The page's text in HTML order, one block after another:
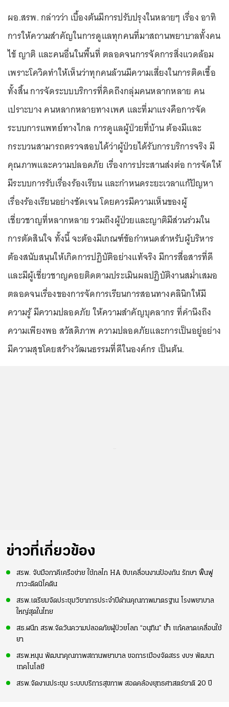
ผอ.สรพ. กล่าวว่า เบื้องต้นมีการปรับปรุงในหลายๆ เรื่อง อาทิ
การให้ความสำคัญในการดูแลทุกคนที่มาสถานพยาบาลทั้งคน
ไข้ ญาติ และคนอื่นในพื้นที่ ตลอดจนการจัดการสิ่งแวดล้อม
เพราะโควิดทำให้เห็นว่าทุกคนล้วนมีความเสี่ยงในการติดเชื้อ
ทั้งสิ้น การจัดระบบบริการที่คิดถึงกลุ่มคนหลากหลาย คน
เปราะบาง คนหลากหลายทางเพศ และที่มาแรงคือการจัด
ระบบการแพทย์ทางไกล การดูแลผู้ป่วยที่บ้าน ต้องมีและ
กระบวนสามารถตรวจสอบได้ว่าผู้ป่วยได้รับการบริการจริง มี
คุณภาพและความปลอดภัย เรื่องการประสานส่งต่อ การจัดให้
มีระบบการรับเรื่องร้องเรียน และกำหนดระยะเวลาแก้ปัญหา
เรื่องร้องเรียนอย่างชัดเจน โดยควรมีความเห็นของผู้
เชี่ยวชาญที่หลากหลาย รวมถึงผู้ป่วยและญาติมีส่วนร่วมใน
การตัดสินใจ ทั้งนี้ จะต้องมีเกณฑ์ข้อกำหนดสำหรับผู้บริหาร
ต้องสนับสนุนให้เกิดการปฏิบัติอย่างแท้จริง มีการสื่อสารที่ดี
และมีผู้เชี่ยวชาญคอยติดตามประเมินผลปฏิบัติงานสม่ำเสมอ
ตลอดจนเรื่องของการจัดการเรียนการสอนทางคลินิกให้มี
ความรู้ มีความปลอดภัย ให้ความสำคัญบุคลากร ที่คำนึงถึง
ความเพียงพอ สวัสดิภาพ ความปลอดภัยและการเป็นอยู่อย่าง
มีความสุขโดยสร้างวัฒนธรรมที่ดีในองค์กร เป็นต้น.
ข่าวที่เกี่ยวข้อง
สรพ. จับมือภาคีเครือข่าย ใช้กลไก HA ขับเคลื่อนงานป้องกัน รักษา ฟื้นฟู
ภาวะติดนิโคติน
สรพ.เตรียมจัดประชุมวิชาการประจำปีด้านคุณภาพมาตรฐาน โรงพยาบาล
ใหญ่สุดในไทย
สธ.ผนึก สรพ.จัดวันความปลอดภัยผู้ป่วยโลก “อนุทิน” ย้ำ แก้คลาดเคลื่อนใช้
ยา
สรพ.หนุน พัฒนาคุณภาพสถานพยาบาล ขอการเมืองจัดสรร งบฯ พัฒนา
เทคโนโลยี
สรพ.จัดงานประชุม ระบบบริการสุขภาพ สอดคล้องยุทธศาสตร์ชาติ 20 ปี